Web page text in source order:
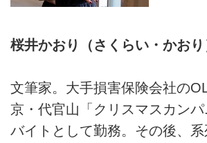
桜井かおり（さくらい・かおり
文筆家。大手損害保険会社の
京・代官山「クリスマスカン
バイトとして勤務。その後、系